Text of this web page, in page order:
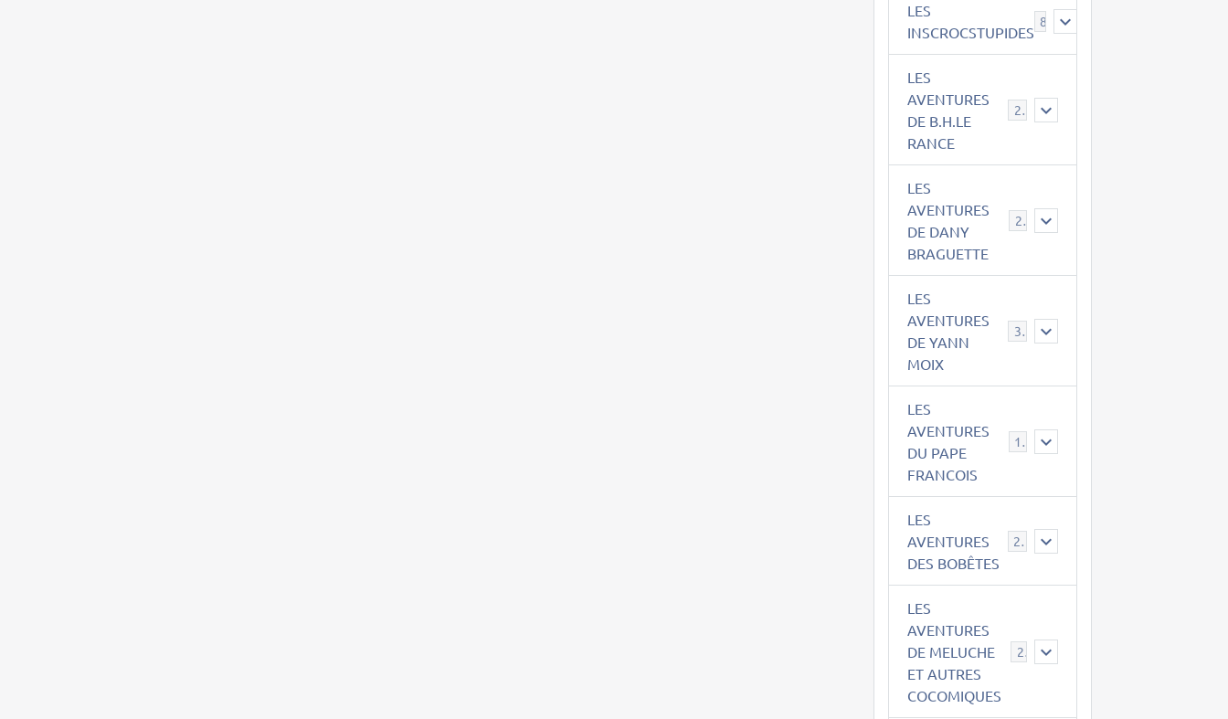
LES
INSCROCSTUPIDES
8
LES
AVENTURES
DE B.H.LE
RANCE
21
LES
AVENTURES
DE DANY
BRAGUETTE
29
LES
AVENTURES
DE YANN
MOIX
39
LES
AVENTURES
DU PAPE
FRANCOIS
15
LES
AVENTURES
DES BOBÊTES
23
LES
AVENTURES
DE MELUCHE
ET AUTRES
COCOMIQUES
22